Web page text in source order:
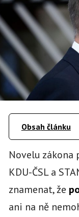
Obsah článku
Novelu zákona
KDU-ČSL a
znamenat, že
ani na ně